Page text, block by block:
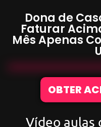
Dona de
Faturar
Mês Apenas
OBTER
Vídeo aulas